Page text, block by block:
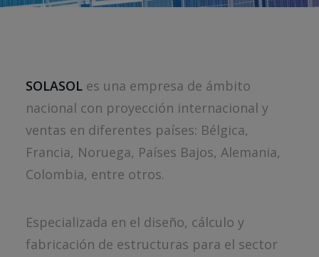
SOLASOL es una empresa de ámbito
nacional con proyección internacional y
ventas en diferentes países: Bélgica,
Francia, Noruega, Países Bajos, Alemania,
Colombia, entre otros.
Especializada en el diseño, cálculo y
fabricación de estructuras para el sector